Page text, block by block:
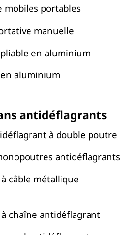
mobiles portables
manuelle
en aluminium
aluminium
antidéflagrants
à double poutre
antidéflagrants
câble métallique
chaîne antidéflagrant